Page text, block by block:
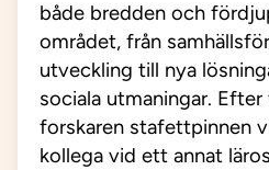
både bredden och
området, från
utveckling till nya
sociala utmaningar.
forskaren stafettpinnen
kollega vid ett annat